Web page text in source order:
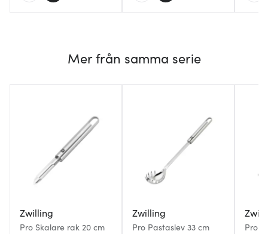
Mer från samma serie
Zwilling
Pro Skalare rak 20 cm
Zwilling
Pro Pastaslev 33 cm Pro